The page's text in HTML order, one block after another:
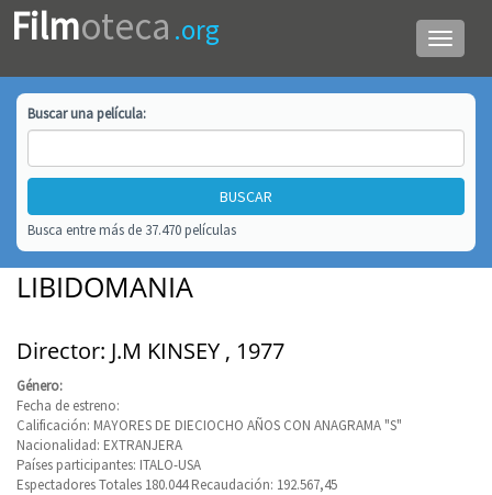
Menú
de
Filmoteca .org
Buscar unapelícula:
Busca entre más de 37.470 películas
LIBIDOMANIA
Director: J.M KINSEY , 1977
Género:
Fecha de estreno:
Calificación: MAYORES DE DIECIOCHO AÑOS CON ANAGRAMA "S"
Nacionalidad: EXTRANJERA
Países participantes: ITALO-USA
Espectadores Totales 180.044 Recaudación: 192.567,45